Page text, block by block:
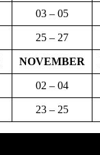
03 – 05
25 – 27
NOVEMBER
02 – 04
23 – 25